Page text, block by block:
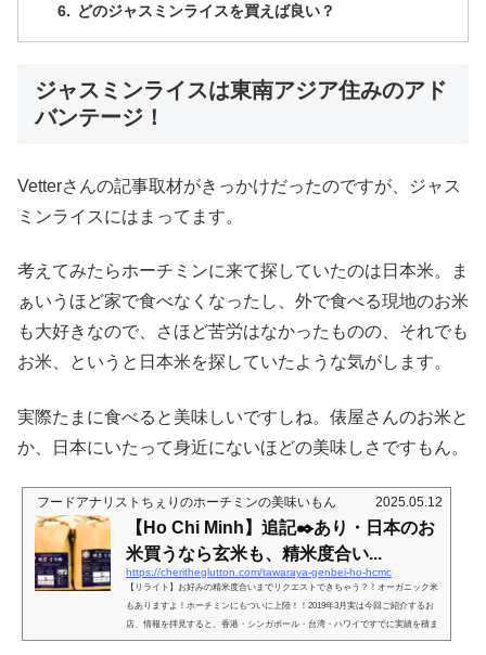
どのジャスミンライスを買えば良い？
ジャスミンライスは東南アジア住みのアド
バンテージ！
Vetterさんの記事取材がきっかけだったのですが、ジャス
ミンライスにはまってます。
考えてみたらホーチミンに来て探していたのは日本米。ま
ぁいうほど家で食べなくなったし、外で食べる現地のお米
も大好きなので、さほど苦労はなかったものの、それでも
お米、というと日本米を探していたような気がします。
実際たまに食べると美味しいですしね。俵屋さんのお米と
か、日本にいたって身近にないほどの美味しさですもん。
フードアナリストちぇりのホーチミンの美味いもん 2025.05.12
【Ho Chi Minh】追記✒️あり・日本のお
米買うなら玄米も、精米度合い...
https://cheritheglutton.com/tawaraya-genbei-ho-hcmc
【リライト】お好みの精米度合いまでリクエストできちゃう？！オーガニック米
もありますよ！ホーチミンにもついに上陸！！2019年3月実は今回ご紹介するお
店、情報を拝見すると、香港・シンガポール・台湾・ハワイですでに実績を積ま
れていらっしゃるお店なんだそう。海外進出しているお店って、どこかにお店絵